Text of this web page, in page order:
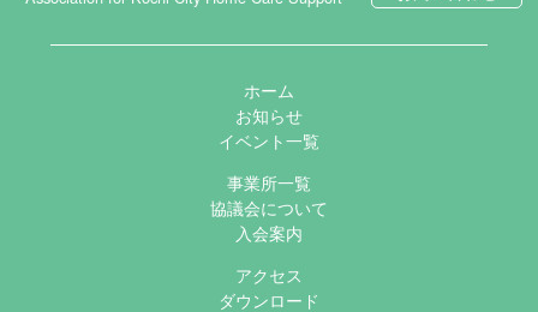
ホーム
お知らせ
イベント一覧
事業所一覧
協議会について
入会案内
アクセス
ダウンロード